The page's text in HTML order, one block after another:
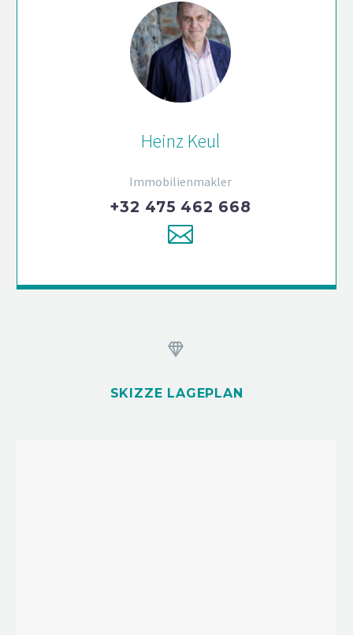
Heinz Keul
Immobilienmakler
+32 475 462 668


SKIZZE LAGEPLAN